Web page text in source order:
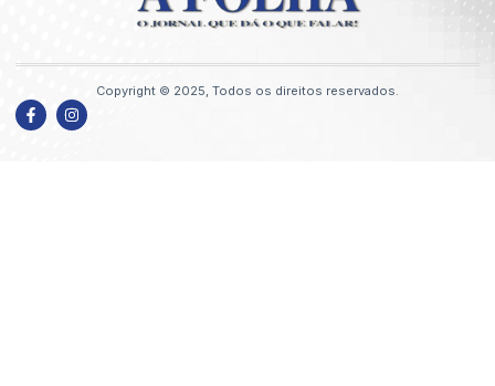
Copyright © 2025, Todos os direitos reservados.